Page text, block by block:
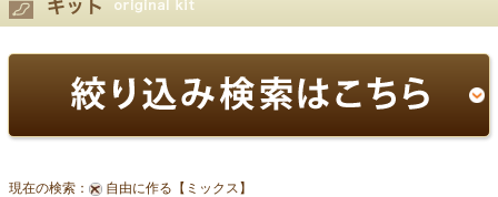
現在の検索： 自由に作る【ミックス】